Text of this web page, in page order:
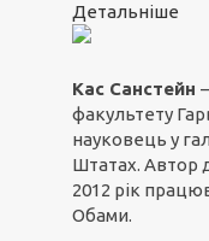
Детальніше
Кас Санстейн
факультету
науковець у
Штатах. Автор
2012 рік
Обами.